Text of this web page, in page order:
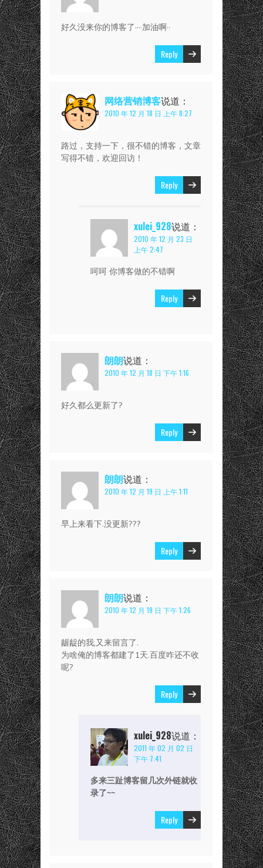
好久没来你的博客了····加油啊··
Reply
网络营销博客说道：
2010 年 12 月 18 日 上午 8:27
路过，支持一下，很不错的博客，文章
写得不错，欢迎回访！
Reply
xulei_928说道：
2010 年 12 月 23 日
上午 2:47
呵呵 你博客做的不错啊
Reply
朗朗说道：
2010 年 12 月 18 日 下午 1:16
好久都么更新了?
Reply
朗朗说道：
2010 年 12 月 19 日 上午 1:11
早上来看下.没更新???
Reply
朗朗说道：
2010 年 12 月 19 日 下午 1:26
龌龊的我,又来留言了.
为啥俺的博客都建了1天.百度咋还不收
呢?
Reply
xulei_928说道：
2011 年 02 月 02 日
下午 7:41
多来三趾博客留几次外链就收
录了~~
Reply